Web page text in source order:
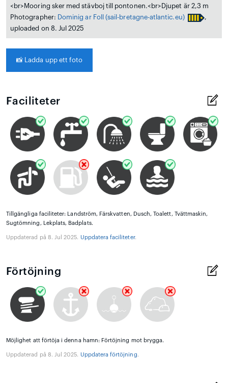
<br>Mooring sker med stävboj till pontonen.<br>Djupet är 2,3 m
Photographer: Dominig ar Foll (sail-bretagne-atlantic.eu)
,
uploaded on 8. Jul 2025
📸 Ladda upp ett foto
Faciliteter
Tillgängliga faciliteter: Landström, Färskvatten, Dusch, Toalett, Tvättmaskin,
Sugtömning, Lekplats, Badplats.
Uppdaterad på 8. Jul 2025. Uppdatera faciliteter.
Förtöjning
Möjlighet att förtöja i denna hamn: Förtöjning mot brygga.
Uppdaterad på 8. Jul 2025. Uppdatera förtöjning.